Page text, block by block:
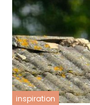
inspiration